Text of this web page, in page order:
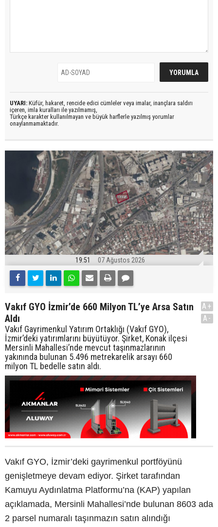
UYARI: Küfür, hakaret, rencide edici cümleler veya imalar, inançlara saldırı
içeren, imla kuralları ile yazılmamış,
Türkçe karakter kullanılmayan ve büyük harflerle yazılmış yorumlar
onaylanmamaktadır.
19:51 07 Ağustos 2026
Vakıf GYO İzmir’de 660 Milyon TL’ye Arsa Satın
Aldı
Vakıf Gayrimenkul Yatırım Ortaklığı (Vakıf GYO),
İzmir’deki yatırımlarını büyütüyor. Şirket, Konak ilçesi
Mersinli Mahallesi’nde mevcut taşınmazlarının
yakınında bulunan 5.496 metrekarelik arsayı 660
milyon TL bedelle satın aldı.
A+
A-
Vakıf GYO, İzmir’deki gayrimenkul portföyünü
genişletmeye devam ediyor. Şirket tarafından
Kamuyu Aydınlatma Platformu’na (KAP) yapılan
açıklamada, Mersinli Mahallesi’nde bulunan 8603 ada
2 parsel numaralı taşınmazın satın alındığı